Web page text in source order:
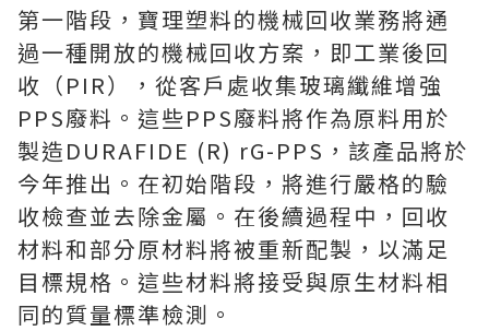
第一階段，寶理塑料的機械回收業務將通
過一種開放的機械回收方案，即工業後回
收（PIR），從客戶處收集玻璃纖維增強
PPS廢料。這些PPS廢料將作為原料用於
製造DURAFIDE (R) rG-PPS，該產品將於
今年推出。在初始階段，將進行嚴格的驗
收檢查並去除金屬。在後續過程中，回收
材料和部分原材料將被重新配製，以滿足
目標規格。這些材料將接受與原生材料相
同的質量標準檢測。